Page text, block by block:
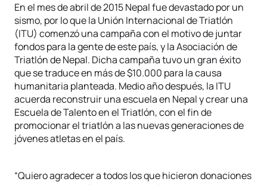
En el mes de abril de 2015 Nepal fue devastado por un
sismo, por lo que la Unión Internacional de Triatlón
(ITU) comenzó una campaña con el motivo de juntar
fondos para la gente de este país, y la Asociación de
Triatlón de Nepal. Dicha campaña tuvo un gran éxito
que se traduce en más de $10.000 para la causa
humanitaria planteada. Medio año después, la ITU
acuerda reconstruir una escuela en Nepal y crear una
Escuela de Talento en el Triatlón, con el fin de
promocionar el triatlón a las nuevas generaciones de
jóvenes atletas en el país.
“Quiero agradecer a todos los que hicieron donaciones